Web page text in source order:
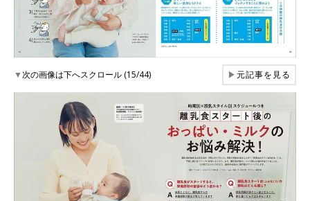
▼次の画像は下へスクロール (15/44) ▶元記事を見る